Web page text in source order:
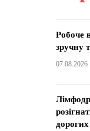
Робоче
зручну
07.08.2026